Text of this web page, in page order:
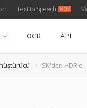
Text to Speech
OCR API
SK'den HDR'e